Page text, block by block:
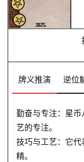
牌义推演 逆位
勤奋与专注：星
艺的专注。
技巧与工艺：它
精。